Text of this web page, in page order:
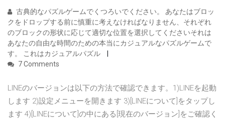
‎古典的なパズルゲームでくつろいでください。 あなたはブロッ
クをドロップする前に慎重に考えなければなりません、それぞれ
のブロックの形状に応じて適切な位置を選択してくださいそれは
あなたの自由な時間のための本当にカジュアルなパズルゲームで
す。 これはカジュアルパズル
7 Comments
LINEのバージョンは以下の方法で確認できます。1)LINEを起動
します 2)設定メニューを開きます 3)[LINEについて]をタップし
ます 4)[LINEについて]の中にある[現在のバージョン]をご確認く